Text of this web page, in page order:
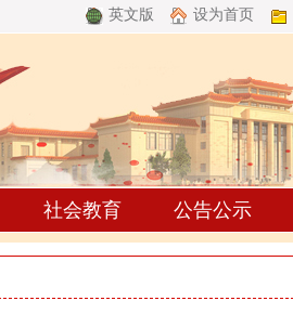
英文版 设为首页
社会教育 公告公示